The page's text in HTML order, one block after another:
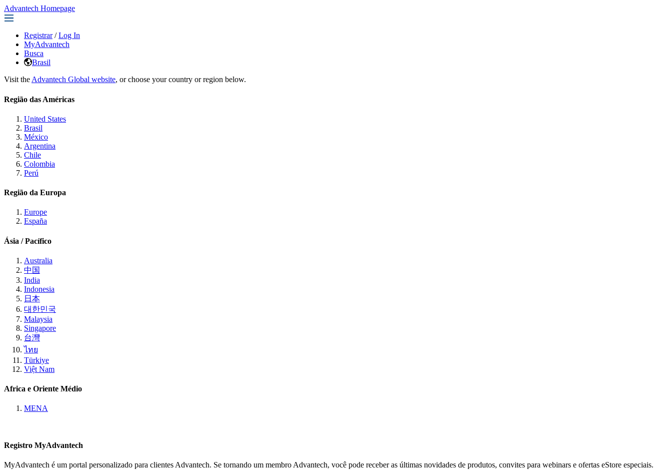
Advantech Homepage
Registrar / Log In
MyAdvantech
Busca
Brasil
Visit the Advantech Global website, or choose your country or region below.
Região das Américas
United States
Brasil
México
Argentina
Chile
Colombia
Perú
Região da Europa
Europe
España
Ásia / Pacífico
Australia
中国
India
Indonesia
日本
대한민국
Malaysia
Singapore
台灣
ไทย
Türkiye
Việt Nam
Africa e Oriente Médio
MENA
Registro MyAdvantech
MyAdvantech é um portal personalizado para clientes Advantech. Se tornando um membro Advantech, você pode receber as últimas novidades de produtos, convites para webinars e ofertas eStore especiais.